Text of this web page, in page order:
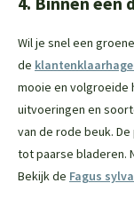
Wil je snel een
de
mooie en volgroeide
uitvoeringen en
van de rode beuk.
tot paarse bladeren.
Bekijk de Fagus